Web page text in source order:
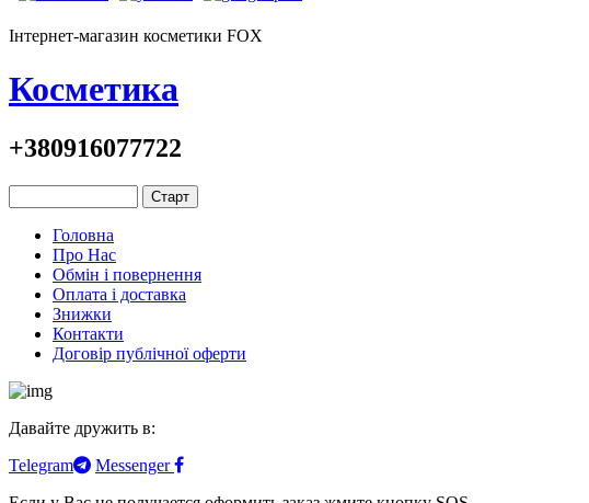
Інтернет-магазин косметики FOX
Косметика
+380916077722
Головна
Про Нас
Обмін і повернення
Оплата і доставка
Знижки
Контакти
Договір публічної оферти
Давайте дружить в:
Telegram
Messenger